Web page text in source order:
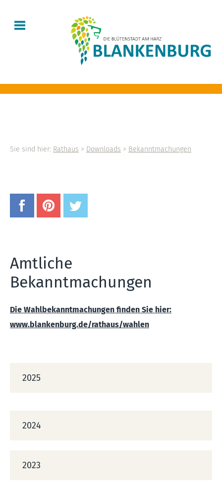
Sie sind hier: Rathaus > Downloads > Bekanntmachungen
Amtliche
Bekanntmachungen
Die Wahlbekanntmachungen finden Sie hier:
www.blankenburg.de/rathaus/wahlen
2025
2024
2023